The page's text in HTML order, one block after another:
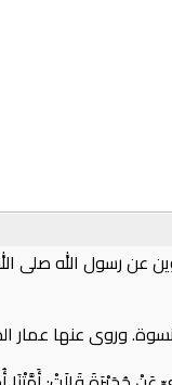
عن رسول الله صلى
وروى عنها عمار